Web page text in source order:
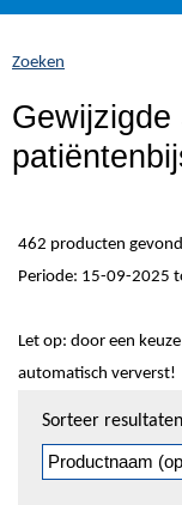
naar zich
hier:
Zoeken
462 producten
Periode: 15-09-2025
Let op: door een
automatisch ververst!
pagineren
Sorteer